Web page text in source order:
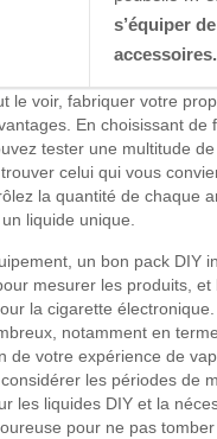
s’équiper
le voir, fabriquer votre
En choisissant de
tester une multitude
celui qui vous
la quantité de chaque
liquide unique.
un bon pack DIY
mesurer les produits, et
la cigarette
notamment en
de votre expérience de
les périodes de
les liquides DIY et la
pour ne pas